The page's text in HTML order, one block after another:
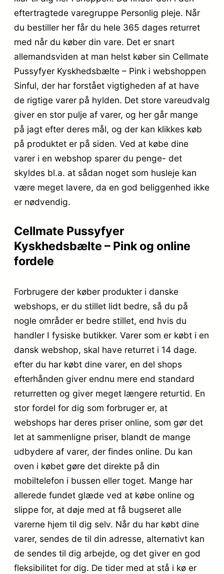
eftertragtede varegruppe Personlig pleje. Når
du bestiller her får du hele 365 dages returret
med når du køber din vare. Det er snart
allemandsviden at man helst køber sin Cellmate
Pussyfyer Kyskhedsbælte – Pink i webshoppen
Sinful, der har forstået vigtigheden af at have
de rigtige varer på hylden. Det store vareudvalg
giver en stor pulje af varer, og her går mange
på jagt efter deres mål, og der kan klikkes køb
på produktet er på siden. Ved at købe dine
varer i en webshop sparer du penge- det
skyldes bl.a. at sådan noget som husleje kan
være meget lavere, da en god beliggenhed ikke
er nødvendig.
Cellmate Pussyfyer
Kyskhedsbælte – Pink og online
fordele
Forbrugere der køber produkter i danske
webshops, er du stillet lidt bedre, så du på
nogle områder er bedre stillet, end hvis du
handler I fysiske butikker. Varer som er købt i en
dansk webshop, skal have returret i 14 dage.
efter du har købt dine varer, en del shops
efterhånden giver endnu mere end standard
returretten og giver meget længere returtid. En
stor fordel for dig som forbruger er, at
webshops har deres priser online, som gør det
let at sammenligne priser, blandt de mange
udbydere af varer, der findes online. Du kan
oven i købet gøre det direkte på din
mobiltelefon i bussen eller toget. Mange har
allerede fundet glæde ved at købe online og
slippe for, at døje med at få bugseret alle
varerne hjem til dig selv. Når du har købt dine
varer, sendes de til din adresse, alternativt kan
de sendes til dig arbejde, og det giver en god
fleksibilitet for dig. De tider med at stå i kø er